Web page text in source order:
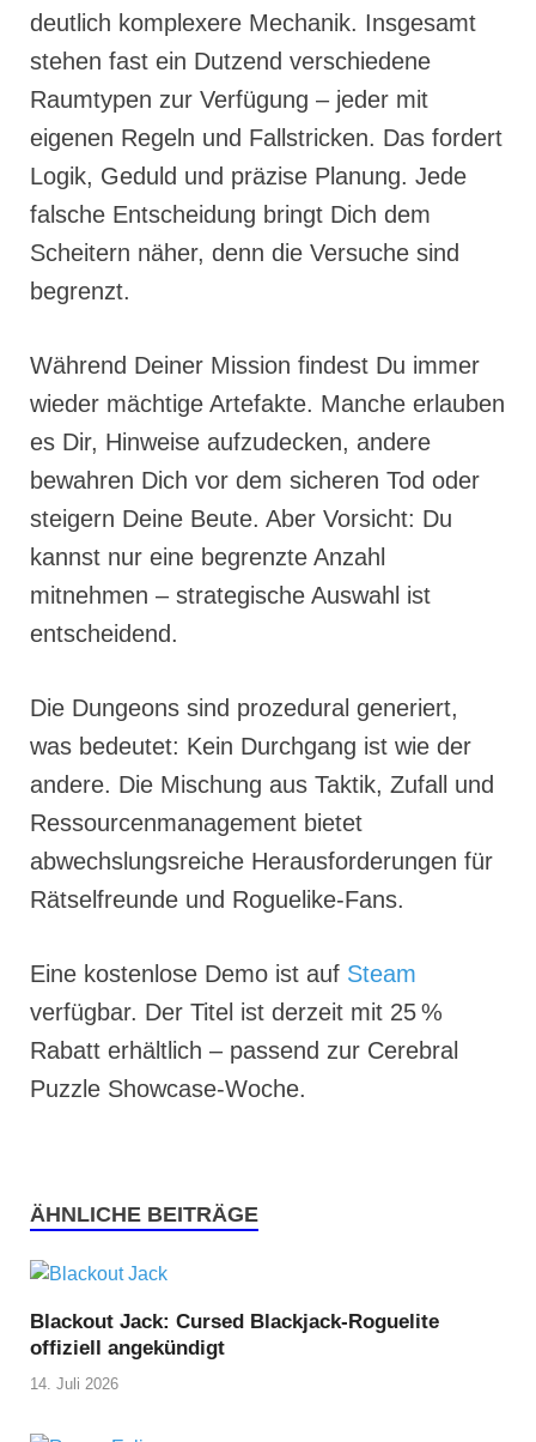
deutlich komplexere Mechanik. Insgesamt
stehen fast ein Dutzend verschiedene
Raumtypen zur Verfügung – jeder mit
eigenen Regeln und Fallstricken. Das fordert
Logik, Geduld und präzise Planung. Jede
falsche Entscheidung bringt Dich dem
Scheitern näher, denn die Versuche sind
begrenzt.
Während Deiner Mission findest Du immer
wieder mächtige Artefakte. Manche erlauben
es Dir, Hinweise aufzudecken, andere
bewahren Dich vor dem sicheren Tod oder
steigern Deine Beute. Aber Vorsicht: Du
kannst nur eine begrenzte Anzahl
mitnehmen – strategische Auswahl ist
entscheidend.
Die Dungeons sind prozedural generiert,
was bedeutet: Kein Durchgang ist wie der
andere. Die Mischung aus Taktik, Zufall und
Ressourcenmanagement bietet
abwechslungsreiche Herausforderungen für
Rätselfreunde und Roguelike-Fans.
Eine kostenlose Demo ist auf Steam
verfügbar. Der Titel ist derzeit mit 25 %
Rabatt erhältlich – passend zur Cerebral
Puzzle Showcase-Woche.
ÄHNLICHE BEITRÄGE
Blackout Jack: Cursed Blackjack-Roguelite
offiziell angekündigt
14. Juli 2026